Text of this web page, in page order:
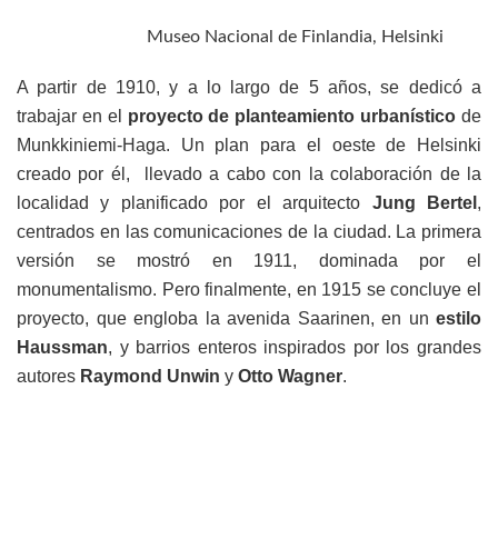
Museo Nacional de Finlandia, Helsinki
A partir de 1910, y a lo largo de 5 años, se dedicó a
trabajar en el proyecto de planteamiento urbanístico de
Munkkiniemi-Haga. Un plan para el oeste de Helsinki
creado por él, llevado a cabo con la colaboración de la
localidad y planificado por el arquitecto Jung Bertel ,
centrados en las comunicaciones de la ciudad. La primera
versión se mostró en 1911, dominada por el
monumentalismo. Pero finalmente, en 1915 se concluye el
proyecto, que engloba la avenida Saarinen, en un estilo
Haussman, y barrios enteros inspirados por los grandes
autores Raymond Unwin y Otto Wagner.